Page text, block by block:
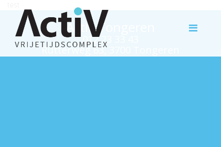
Activ Tongeren
012 23 33 43
Rutterweg 63, 3700 Tongeren